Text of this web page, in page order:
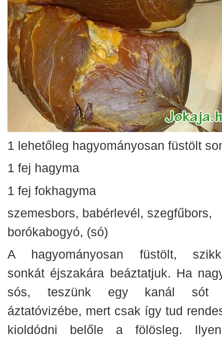
1 lehetőleg hagyományosan füstölt
1 fej hagyma
1 fej fokhagyma
szemesbors, babérlevél, szegfűbors,
borókabogyó, (só)
A hagyományosan füstölt,
sonkát éjszakára beáztatjuk. Ha
sós, teszünk egy kanál sót
áztatóvizébe, mert csak így tud
kioldódni belőle a fölösleg.